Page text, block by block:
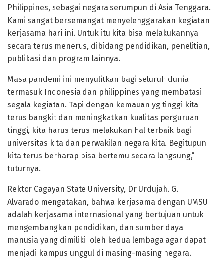
Philippines, sebagai negara serumpun di Asia Tenggara.
Kami sangat bersemangat menyelenggarakan kegiatan
kerjasama hari ini. Untuk itu kita bisa melakukannya
secara terus menerus, dibidang pendidikan, penelitian,
publikasi dan program lainnya.
Masa pandemi ini menyulitkan bagi seluruh dunia
termasuk Indonesia dan philippines yang membatasi
segala kegiatan. Tapi dengan kemauan yg tinggi kita
terus bangkit dan meningkatkan kualitas perguruan
tinggi, kita harus terus melakukan hal terbaik bagi
universitas kita dan perwakilan negara kita. Begitupun
kita terus berharap bisa bertemu secara langsung,”
tuturnya.
Rektor Cagayan State University, Dr Urdujah. G.
Alvarado mengatakan, bahwa kerjasama dengan UMSU
adalah kerjasama internasional yang bertujuan untuk
mengembangkan pendidikan, dan sumber daya
manusia yang dimiliki oleh kedua lembaga agar dapat
menjadi kampus unggul di masing-masing negara.